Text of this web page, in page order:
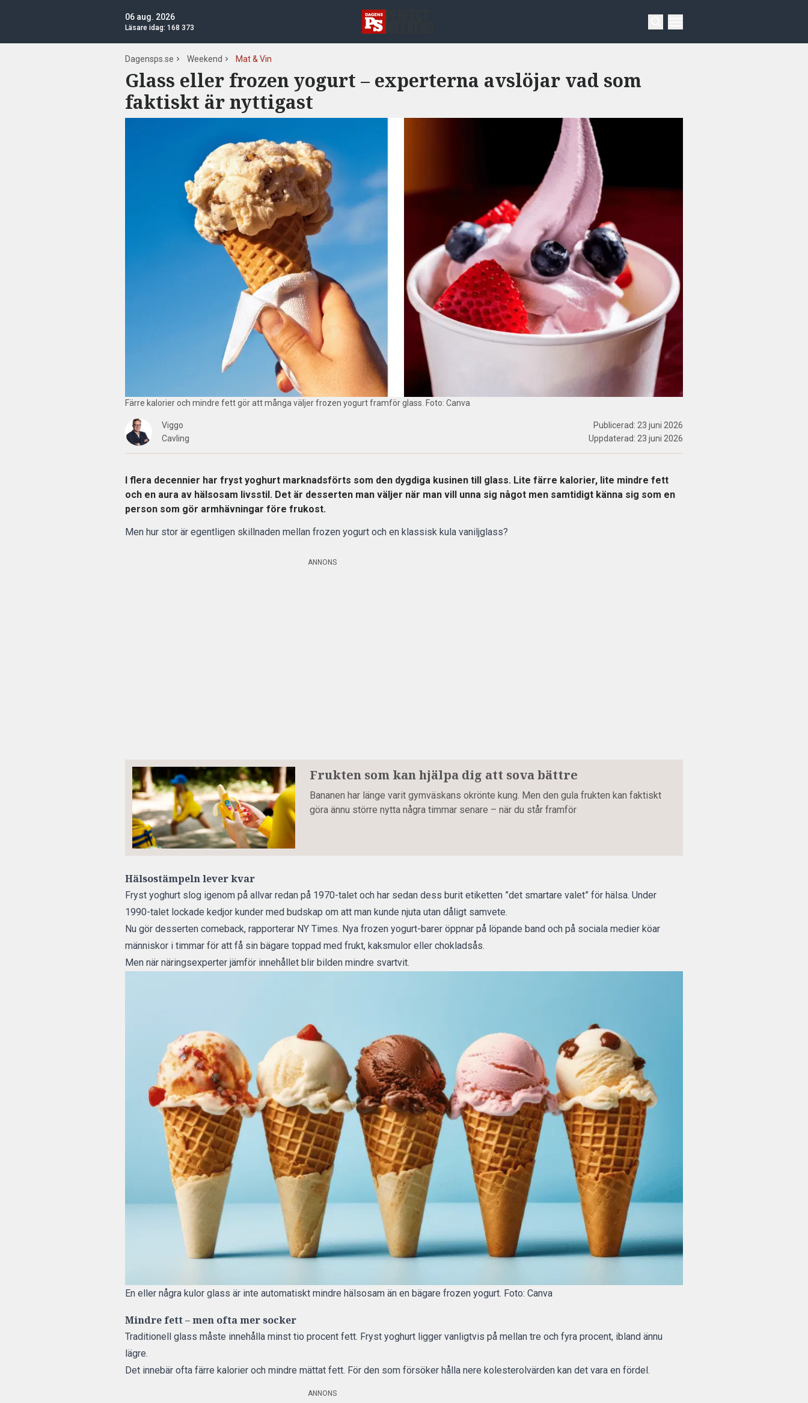
06 aug. 2026
Läsare idag: 168 373
Dagensps.se Weekend Mat & Vin
Glass eller frozen yogurt – experterna avslöjar vad som
faktiskt är nyttigast
Färre kalorier och mindre fett gör att många väljer frozen yogurt framför glass. Foto: Canva
Viggo
Cavling
Publicerad: 23 juni 2026
Uppdaterad: 23 juni 2026
I flera decennier har fryst yoghurt marknadsförts som den dygdiga kusinen till glass. Lite färre kalorier, lite mindre fett
och en aura av hälsosam livsstil. Det är desserten man väljer när man vill unna sig något men samtidigt känna sig som en
person som gör armhävningar före frukost.
Men hur stor är egentligen skillnaden mellan frozen yogurt och en klassisk kula vaniljglass?
ANNONS
Frukten som kan hjälpa dig att sova bättre
Bananen har länge varit gymväskans okrönte kung. Men den gula frukten kan faktiskt
göra ännu större nytta några timmar senare – när du står framför
Hälsostämpeln lever kvar
Fryst yoghurt slog igenom på allvar redan på 1970-talet och har sedan dess burit etiketten ”det smartare valet” för hälsa. Under
1990-talet lockade kedjor kunder med budskap om att man kunde njuta utan dåligt samvete.
Nu gör desserten comeback, rapporterar NY Times. Nya frozen yogurt-barer öppnar på löpande band och på sociala medier köar
människor i timmar för att få sin bägare toppad med frukt, kaksmulor eller chokladsås.
Men när näringsexperter jämför innehållet blir bilden mindre svartvit.
En eller några kulor glass är inte automatiskt mindre hälsosam än en bägare frozen yogurt. Foto: Canva
Mindre fett – men ofta mer socker
Traditionell glass måste innehålla minst tio procent fett. Fryst yoghurt ligger vanligtvis på mellan tre och fyra procent, ibland ännu
lägre.
Det innebär ofta färre kalorier och mindre mättat fett. För den som försöker hålla nere kolesterolvärden kan det vara en fördel.
ANNONS